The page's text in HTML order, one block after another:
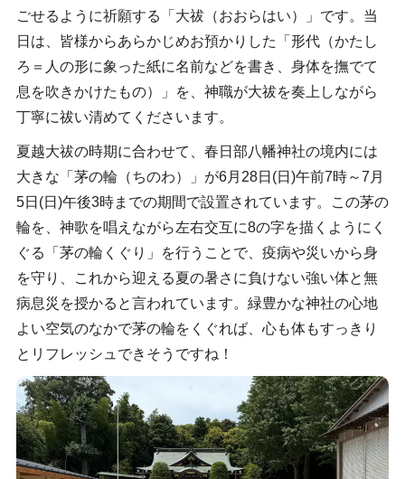
ごせるように祈願する「大祓（おおらはい）」です。当
日は、皆様からあらかじめお預かりした「形代（かたし
ろ＝人の形に象った紙に名前などを書き、身体を撫でて
息を吹きかけたもの）」を、神職が大祓を奏上しながら
丁寧に祓い清めてくださいます。
夏越大祓の時期に合わせて、春日部八幡神社の境内には
大きな「茅の輪（ちのわ）」が6月28日(日)午前7時～7月
5日(日)午後3時までの期間で設置されています。この茅の
輪を、神歌を唱えながら左右交互に8の字を描くようにく
ぐる「茅の輪くぐり」を行うことで、疫病や災いから身
を守り、これから迎える夏の暑さに負けない強い体と無
病息災を授かると言われています。緑豊かな神社の心地
よい空気のなかで茅の輪をくぐれば、心も体もすっきり
とリフレッシュできそうですね！